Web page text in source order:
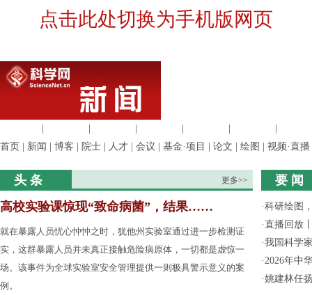
点击此处切换为手机版网页
首页
新闻 博客 院士 人才 会议 基金·项目 论文 绘图 视频·直播
头 条 更多>>
高校实验课惊现“致命病菌”，结果……
就在暴露人员忧心忡忡之时，犹他州实验室通过进一步检测证
实，这群暴露人员并未真正接触危险病原体，一切都是虚惊一
场。该事件为全球实验室安全管理提供一则极具警示意义的案
例。
要 闻
·科研绘图
·直播回放
·我国科学
·2026年中
·姚建林任